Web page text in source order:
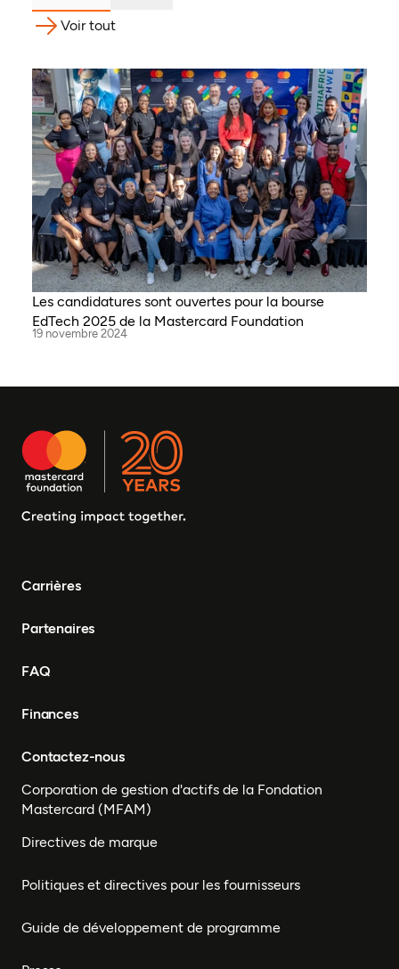
Voir tout
Les candidatures sont ouvertes pour la bourse
EdTech 2025 de la Mastercard Foundation
19 novembre 2024
Carrières
Partenaires
FAQ
Finances
Contactez-nous
Corporation de gestion d'actifs de la Fondation
Mastercard (MFAM)
Directives de marque
Politiques et directives pour les fournisseurs
Guide de développement de programme